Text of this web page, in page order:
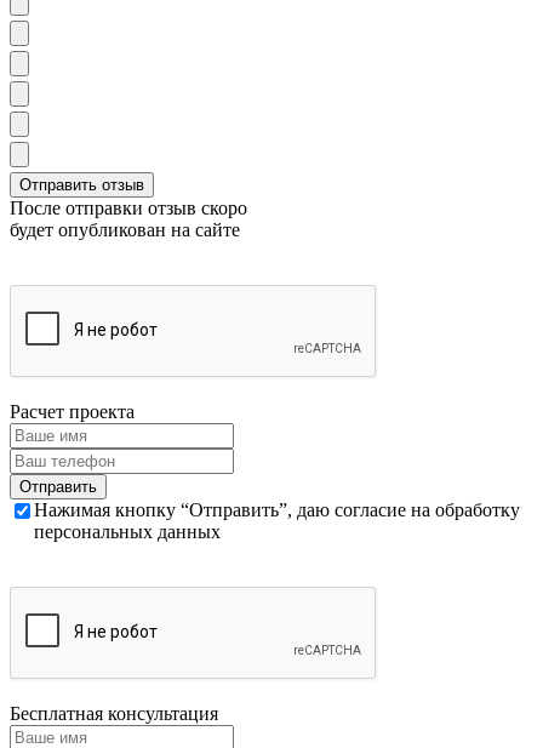
После отправки отзыв скоро
будет опубликован на сайте
Расчет проекта
Нажимая кнопку “Отправить”, даю согласие на обработку
персональных данных
Бесплатная консультация